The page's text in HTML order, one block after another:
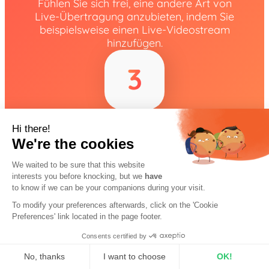
Fühlen Sie sich frei, eine andere Art von
Live-Übertragung anzubieten, indem Sie
beispielsweise einen Live-Videostream
hinzufügen.
Entspannen Sie sich und vergessen Sie nicht,
sich zu amüsieren!
Hi there!
We're the cookies
We waited to be sure that this website
interests you before knocking, but we have
to know if we can be your companions during your visit.
To modify your preferences afterwards, click on the 'Cookie
Preferences' link located in the page footer.
Consents certified by
No, thanks I want to choose OK!